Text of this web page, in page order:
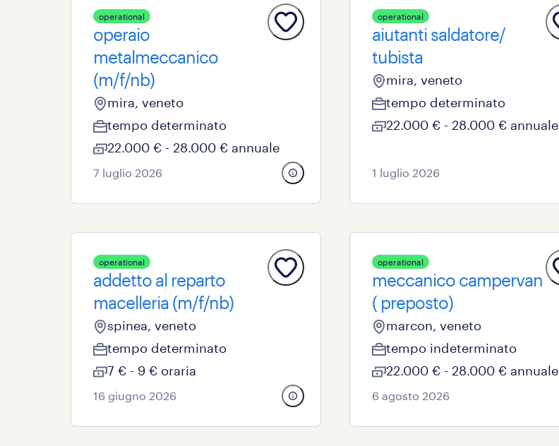
operational
operaio
metalmeccanico
(m/f/nb)
mira, veneto
tempo determinato
22.000 € - 28.000 € annuale
7 luglio 2026
operational
aiutanti saldatore/
tubista
mira, veneto
tempo determinato
22.000 € - 28.000 € annuale
1 luglio 2026
operational
addetto al reparto
macelleria (m/f/nb)
spinea, veneto
tempo determinato
7 € - 9 € oraria
16 giugno 2026
operational
meccanico campervan
( preposto)
marcon, veneto
tempo indeterminato
22.000 € - 28.000 € annuale
6 agosto 2026